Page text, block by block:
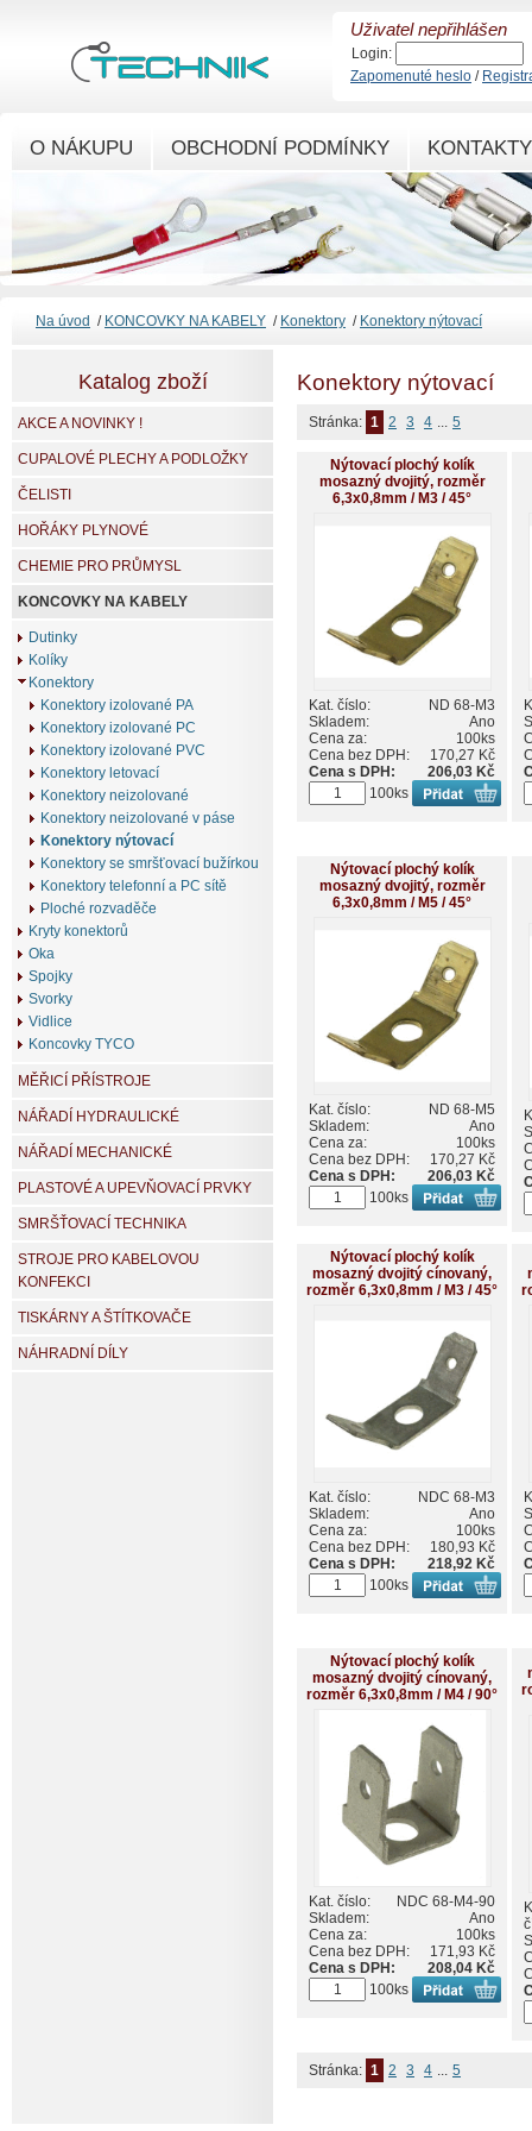
Konektory nýtovací
Stránka: 1 2 3 4 ... 5
Nýtovací plochý kolík
mosazný dvojitý, rozměr
6,3x0,8mm / M3 / 45°
Kat. číslo:
ND 68-M3
Skladem:
Ano
Cena za:
100ks
Cena bez DPH:
170,27 Kč
Cena s DPH:
206,03 Kč
100ks
Nýtovací plochý kolík
mosazný dvojitý, rozměr
6,3x0,8mm / M5 / 45°
Kat. číslo:
ND 68-M5
Skladem:
Ano
Cena za:
100ks
Cena bez DPH:
170,27 Kč
Cena s DPH:
206,03 Kč
100ks
Nýtovací plochý kolík
mosazný dvojitý cínovaný,
rozměr 6,3x0,8mm / M3 / 45°
Kat. číslo:
NDC 68-M3
Skladem:
Ano
Cena za:
100ks
Cena bez DPH:
180,93 Kč
Cena s DPH:
218,92 Kč
100ks
Nýtovací plochý kolík
mosazný dvojitý cínovaný,
rozměr 6,3x0,8mm / M4 / 90°
Kat. číslo:
NDC 68-M4-90
Skladem:
Ano
Cena za:
100ks
Cena bez DPH:
171,93 Kč
Cena s DPH:
208,04 Kč
100ks
Stránka: 1 2 3 4 ... 5
Katalog zboží
AKCE A NOVINKY !
CUPALOVÉ PLECHY A PODLOŽKY
ČELISTI
HOŘÁKY PLYNOVÉ
CHEMIE PRO PRŮMYSL
KONCOVKY NA KABELY
Dutinky
Kolíky
Konektory
Konektory izolované PA
Konektory izolované PC
Konektory izolované PVC
Konektory letovací
Konektory neizolované
Konektory neizolované v páse
Konektory nýtovací
Konektory se smršťovací bužírkou
Konektory telefonní a PC sítě
Ploché rozvaděče
Kryty konektorů
Oka
Spojky
Svorky
Vidlice
Koncovky TYCO
MĚŘICÍ PŘÍSTROJE
NÁŘADÍ HYDRAULICKÉ
NÁŘADÍ MECHANICKÉ
PLASTOVÉ A UPEVŇOVACÍ PRVKY
SMRŠŤOVACÍ TECHNIKA
STROJE PRO KABELOVOU
KONFEKCI
TISKÁRNY A ŠTÍTKOVAČE
NÁHRADNÍ DÍLY
Na úvod / KONCOVKY NA KABELY / Konektory / Konektory nýtovací
O NÁKUPU OBCHODNÍ PODMÍNKY KONTAKTY
Uživatel nepřihlášen
Login:
Zapomenuté heslo /